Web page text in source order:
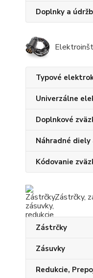
Doplnky a
Typové
Univerzálne
Doplnkové
Náhradné
Kódovanie
Zástrčky,
Zástrčky
Zásuvky
Redukcie,